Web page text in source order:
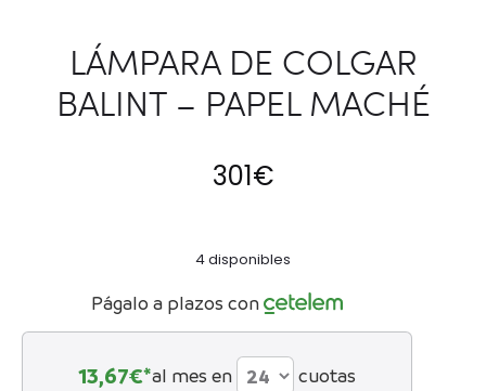
LÁMPARA DE COLGAR
BALINT – PAPEL MACHÉ
301€
4 disponibles
Págalo a plazos con
13,67€*al mes en cuotas